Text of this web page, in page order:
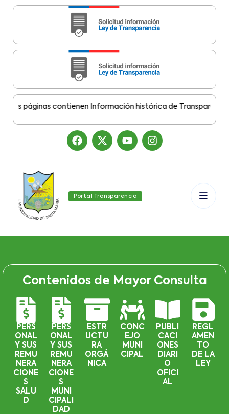
páginas contienen Información histórica de Transparencia
Portal Transparencia
Contenidos de Mayor Consulta
PERS
ONAL
Y SUS
REMU
NERA
CIONE
S
SALU
D
PERS
ONAL
Y SUS
REMU
NERA
CIONE
S
MUNI
CIPALI
DAD
ESTR
UCTU
RA
ORGÁ
NICA
CONC
EJO
MUNI
CIPAL
PUBLI
CACI
ONES
DIARI
O
OFICI
AL
REGL
AMEN
TO
DE LA
LEY